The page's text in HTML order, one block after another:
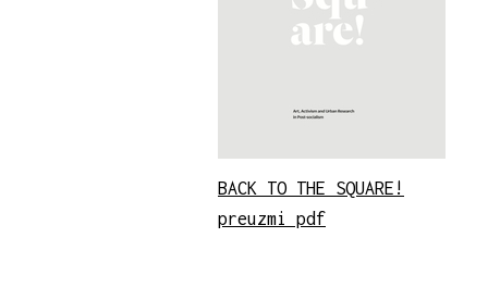
BACK TO THE SQUARE!
preuzmi pdf